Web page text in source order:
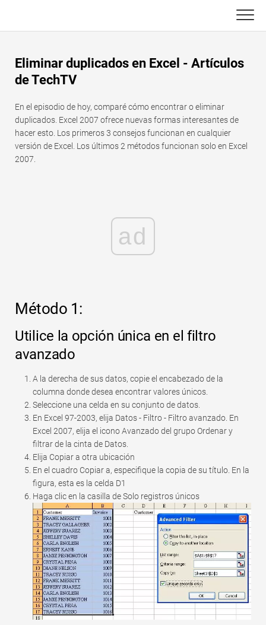
content
Funciones de Excel
Gráfico
Consejos de Excel
Fórmula
TechTV
C ++
DSA
Java
Eliminar duplicados en Excel - Artículos
de TechTV
En el episodio de hoy, comparé cómo encontrar o eliminar
duplicados. Excel 2007 ofrece nuevas formas interesantes de
hacer esto. Los primeros 3 consejos funcionan en cualquier
versión de Excel. Los últimos 2 métodos funcionan solo en Excel
2007.
ad
Método 1:
Utilice la opción única en el filtro
avanzado
A la derecha de sus datos, copie el encabezado de la
columna donde desea encontrar valores únicos.
Seleccione una celda en su conjunto de datos.
En Excel 97-2003, elija Datos - Filtro - Filtro avanzado. En
Excel 2007, elija el icono Avanzado del grupo Ordenar y
filtrar de la cinta de Datos.
Elija Copiar a otra ubicación
En el cuadro Copiar a, especifique la copia de su título. En la
figura, esta es la celda D1
Haga clic en la casilla de Solo registros únicos